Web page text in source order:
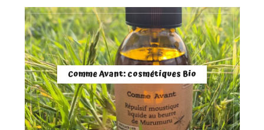
Comme Avant: cosmétiques Bio